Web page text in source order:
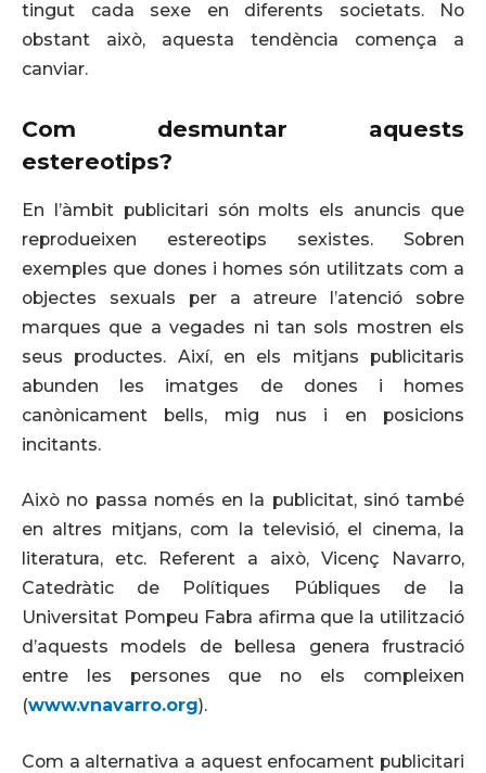
tingut cada sexe en diferents societats. No
obstant això, aquesta tendència comença a
canviar.
Com desmuntar aquests
estereotips?
En l’àmbit publicitari són molts els anuncis que
reprodueixen estereotips sexistes. Sobren
exemples que dones i homes són utilitzats com a
objectes sexuals per a atreure l’atenció sobre
marques que a vegades ni tan sols mostren els
seus productes. Així, en els mitjans publicitaris
abunden les imatges de dones i homes
canònicament bells, mig nus i en posicions
incitants.
Això no passa només en la publicitat, sinó també
en altres mitjans, com la televisió, el cinema, la
literatura, etc. Referent a això, Vicenç Navarro,
Catedràtic de Polítiques Públiques de la
Universitat Pompeu Fabra afirma que la utilització
d’aquests models de bellesa genera frustració
entre les persones que no els compleixen
(www.vnavarro.org).
Com a alternativa a aquest enfocament publicitari